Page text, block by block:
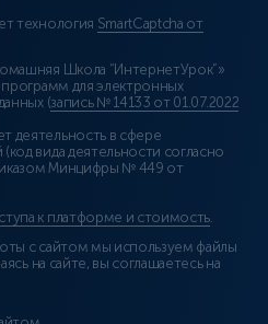
технология SmartCaptcha от
Школа “ИнтернетУрок”»
для электронных
(запись № 14133 от 01.07.2022
деятельность в сфере
вида деятельности согласно
Минцифры № 449 от
к платформе и стоимость.
с сайтом мы используем файлы
на сайте, вы соглашаетесь на